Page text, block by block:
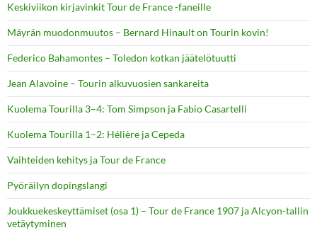
Keskiviikon kirjavinkit Tour de France -faneille
Mäyrän muodonmuutos – Bernard Hinault on Tourin kovin!
Federico Bahamontes – Toledon kotkan jäätelötuutti
Jean Alavoine – Tourin alkuvuosien sankareita
Kuolema Tourilla 3–4: Tom Simpson ja Fabio Casartelli
Kuolema Tourilla 1–2: Hélière ja Cepeda
Vaihteiden kehitys ja Tour de France
Pyöräilyn dopingslangi
Joukkuekeskeyttämiset (osa 1) – Tour de France 1907 ja Alcyon-tallin
vetäytyminen